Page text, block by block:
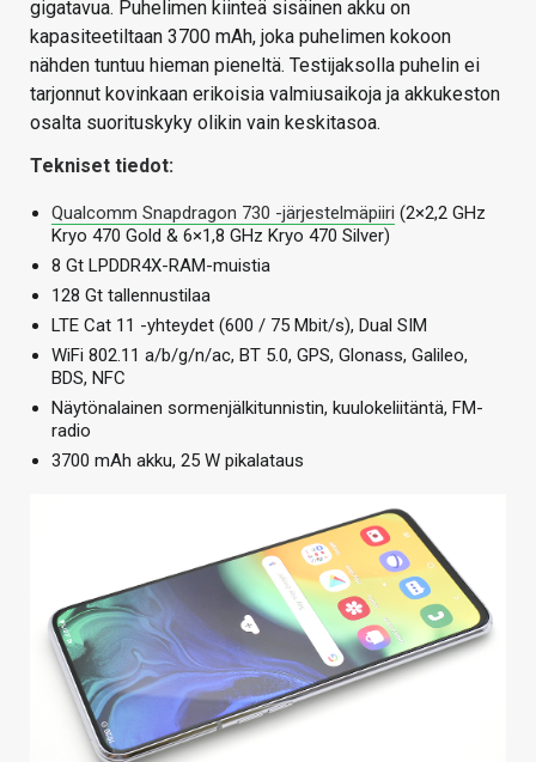
gigatavua. Puhelimen kiinteä sisäinen akku on
kapasiteetiltaan 3700 mAh, joka puhelimen kokoon
nähden tuntuu hieman pieneltä. Testijaksolla puhelin ei
tarjonnut kovinkaan erikoisia valmiusaikoja ja akkukeston
osalta suorituskyky olikin vain keskitasoa.
Tekniset tiedot:
Qualcomm Snapdragon 730 -järjestelmäpiiri (2×2,2 GHz
Kryo 470 Gold & 6×1,8 GHz Kryo 470 Silver)
8 Gt LPDDR4X-RAM-muistia
128 Gt tallennustilaa
LTE Cat 11 -yhteydet (600 / 75 Mbit/s), Dual SIM
WiFi 802.11 a/b/g/n/ac, BT 5.0, GPS, Glonass, Galileo,
BDS, NFC
Näytönalainen sormenjälkitunnistin, kuulokeliitäntä, FM-
radio
3700 mAh akku, 25 W pikalataus